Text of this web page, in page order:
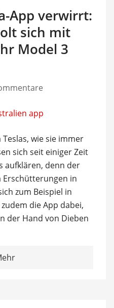
App verwirrt:
sich mit
Model 3
wie sie immer
sich seit einiger Zeit
aufklären, denn der
Erschütterungen in
zum Beispiel in
die App dabei,
der Hand von Dieben